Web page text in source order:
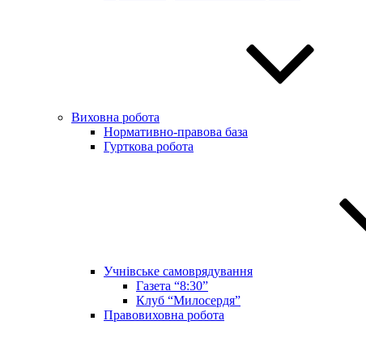
Виховна робота
Нормативно-правова база
Гурткова робота
Учнівське самоврядування
Газета “8:30”
Клуб “Милосердя”
Правовиховна робота